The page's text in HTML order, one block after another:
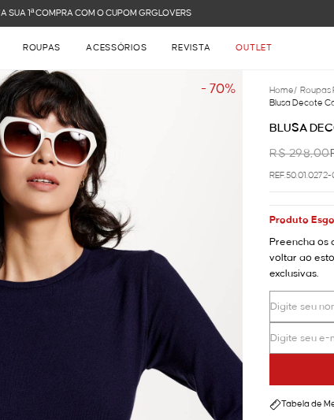
GRÁTIS NAS COMPRAS ACIMA DE R$ 899
ROUPAS ACESSÓRIOS REVISTA OUTLET
- 70% Home/ Roupas
Blusa Decote
BLUSA
R$ 298,00
REF.50.01.0272-
Produto
Preencha os
voltar ao
exclusivas.
Tabela de